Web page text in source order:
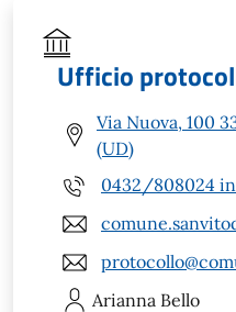
Ufficio
Via Nuova, 100
(UD)
0432/808024
Arianna Bello